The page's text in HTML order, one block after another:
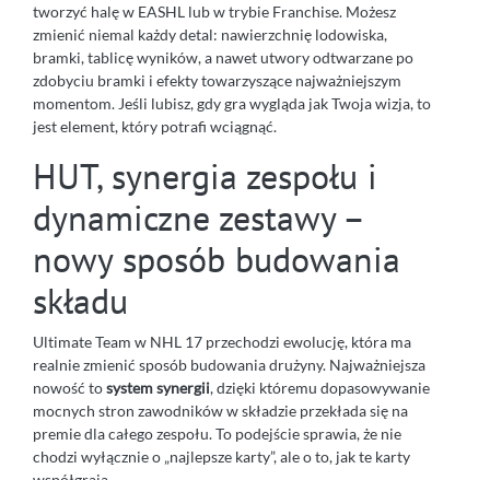
tworzyć halę w EASHL lub w trybie Franchise. Możesz
zmienić niemal każdy detal: nawierzchnię lodowiska,
bramki, tablicę wyników, a nawet utwory odtwarzane po
zdobyciu bramki i efekty towarzyszące najważniejszym
momentom. Jeśli lubisz, gdy gra wygląda jak Twoja wizja, to
jest element, który potrafi wciągnąć.
HUT, synergia zespołu i
dynamiczne zestawy –
nowy sposób budowania
składu
Ultimate Team w NHL 17 przechodzi ewolucję, która ma
realnie zmienić sposób budowania drużyny. Najważniejsza
nowość tosystem synergii, dzięki któremu dopasowywanie
mocnych stron zawodników w składzie przekłada się na
premie dla całego zespołu. To podejście sprawia, że nie
chodzi wyłącznie o „najlepsze karty”, ale o to, jak te karty